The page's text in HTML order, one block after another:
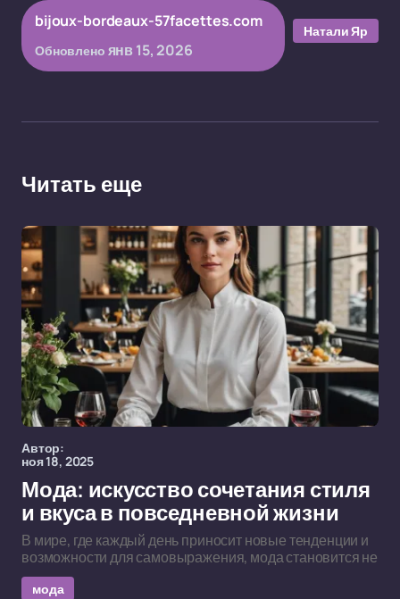
bijoux-bordeaux-57facettes.com
Обновлено янв 15, 2026
Натали Яр
Читать еще
Автор:
ноя 18, 2025
Мода: искусство сочетания стиля
и вкуса в повседневной жизни
В мире, где каждый день приносит новые тенденции и
возможности для самовыражения, мода становится не
мода